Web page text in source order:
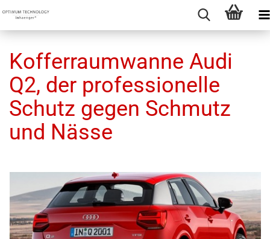
Kofferraumwanne Audi
Q2, der professionelle
Schutz gegen Schmutz
und Nässe